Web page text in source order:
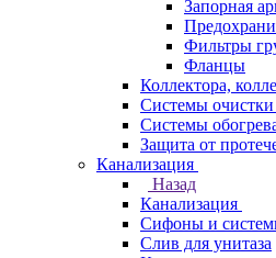
Запорная
Фильтры
Фланцы
Коллектора,
Системы
Системы
Защита от
Канализация
Назад
Канализация
Сифоны и
Слив для унитаза